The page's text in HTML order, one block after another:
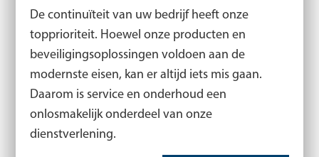
De continuïteit van uw bedrijf heeft onze
topprioriteit. Hoewel onze producten en
beveiligingsoplossingen voldoen aan de
modernste eisen, kan er altijd iets mis gaan.
Daarom is service en onderhoud een
onlosmakelijk onderdeel van onze
dienstverlening.